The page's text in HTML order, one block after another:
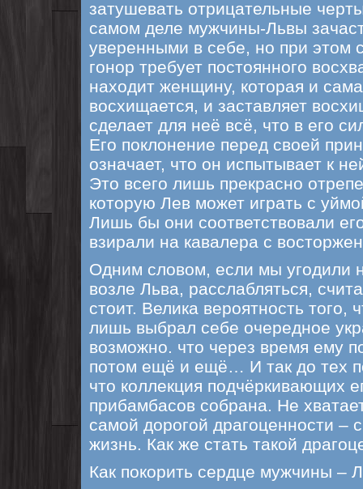
затушевать отрицательные
самом деле мужчины-Львы
уверенными в себе, но при этом
гонор требует постоянного
находит женщину, которая и
восхищается, и заставляет
сделает для неё всё, что в его
Его поклонение перед своей
означает, что он испытывает к
Это всего лишь прекрасно
которую Лев может играть с
Лишь бы они соответствовали
взирали на кавалера с
Одним словом, если мы угодили
возле Льва, расслабляться,
стоит. Велика вероятность того,
лишь выбрал себе очередное
возможно. что через время ему
потом ещё и ещё… И так до тех
что коллекция подчёркивающих
прибамбасов собрана. Не
самой дорогой драгоценности –
жизнь. Как же стать такой
Как покорить сердце мужчины –